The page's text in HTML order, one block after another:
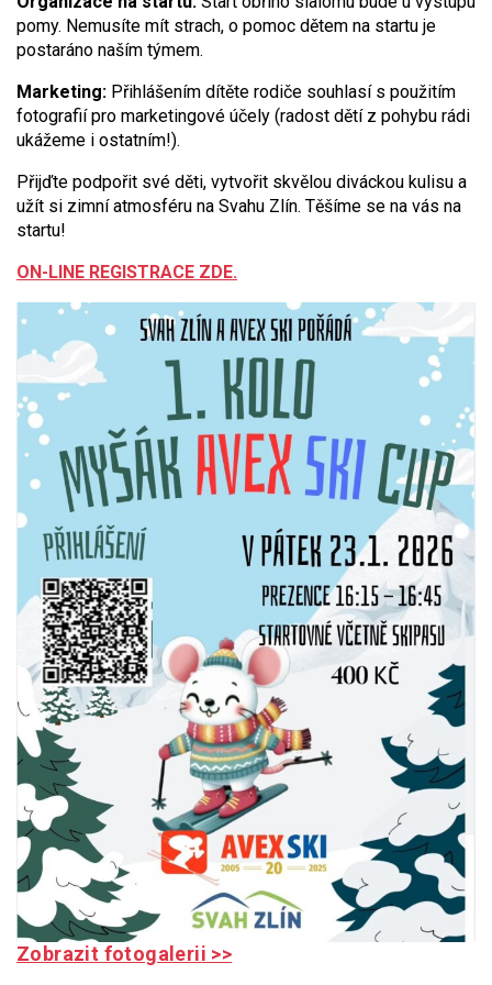
pomy. Nemusíte mít strach, o pomoc dětem na startu je
postaráno naším týmem.
Marketing: Přihlášením dítěte rodiče souhlasí s použitím
fotografií pro marketingové účely (radost dětí z pohybu rádi
ukážeme i ostatním!).
Přijďte podpořit své děti, vytvořit skvělou diváckou kulisu a
užít si zimní atmosféru na Svahu Zlín. Těšíme se na vás na
startu!
ON-LINE REGISTRACE ZDE.
Zobrazit fotogalerii >>